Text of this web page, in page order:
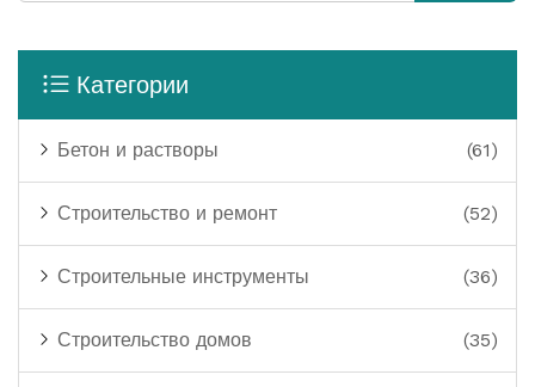
Категории
Бетон и растворы (61)
Строительство и ремонт (52)
Строительные инструменты (36)
Строительство домов (35)